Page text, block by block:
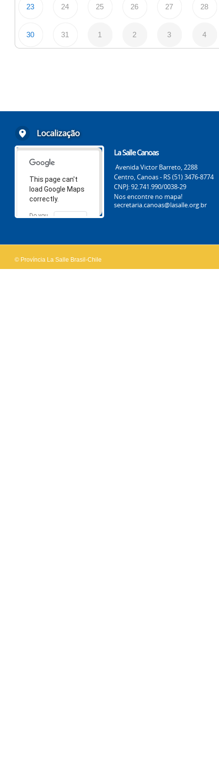
23 24 25 26 27 28
30 31 1 2 3 4
Localização
This page can't
load Google Maps
correctly.
Do you
OK
La Salle Canoas
Avenida Victor Barreto, 2288
Centro, Canoas - RS (51) 3476-8774
CNPJ: 92.741.990/0038-29
Nos encontre no mapa!
secretaria.canoas@lasalle.org.br
© Província La Salle Brasil-Chile